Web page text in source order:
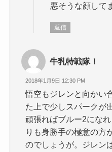
悪そうな顔して
返信
牛乳特戦隊！
2018年1月9日 12:30 PM
悟空もジレンと向かい
た上で少しスパークが
頑張ればブルー2にな
りも身勝手の極意の方
のでしょうが。ジレン